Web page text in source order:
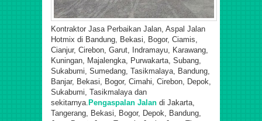
Kontraktor Jasa Perbaikan Jalan, Aspal Jalan
Hotmix di Bandung, Bekasi, Bogor, Ciamis,
Cianjur, Cirebon, Garut, Indramayu, Karawang,
Kuningan, Majalengka, Purwakarta, Subang,
Sukabumi, Sumedang, Tasikmalaya, Bandung,
Banjar, Bekasi, Bogor, Cimahi, Cirebon, Depok,
Sukabumi, Tasikmalaya dan
sekitarnya. Pengaspalan Jalan di Jakarta,
Tangerang, Bekasi, Bogor, Depok, Bandung,